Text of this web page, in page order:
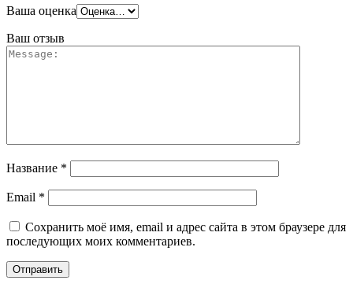
Ваша оценка
Ваш отзыв
Название *
Email *
Сохранить моё имя, email и адрес сайта в этом браузере для
последующих моих комментариев.